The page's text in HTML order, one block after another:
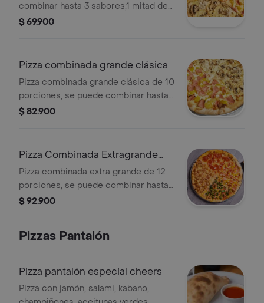
combinar hasta 3 sabores,1 mitad de
un sabor y los otros 2 cuartos de dos
$ 69.900
Pizza combinada grande clásica
Pizza combinada grande clásica de 10
porciones, se puede combinar hasta
con 3 sabores distintos.
$ 82.900
Pizza Combinada Extragrande
Cheers
Pizza combinada extra grande de 12
porciones, se puede combinar hasta
con 4 sabores distintos.
$ 92.900
Pizzas Pantalón
Pizza pantalón especial cheers
Pizza con jamón, salami, kabano,